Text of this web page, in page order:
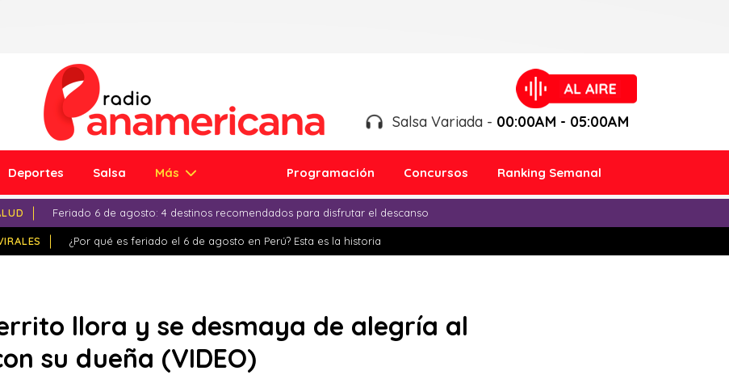
Salsa Variada - 00:00AM - 05:00AM
Deportes Salsa Más Programación Concursos Ranking Semanal
Feriado 6 de agosto: 4 destinos recomendados para disfrutar el descanso
¿Por qué es feriado el 6 de agosto en Perú? Esta es la historia
llora y se desmaya de alegría al
su dueña (VIDEO)